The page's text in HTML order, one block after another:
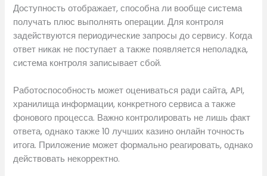
Доступность отображает, способна ли вообще система
получать плюс выполнять операции. Для контроля
задействуются периодические запросы до сервису. Когда
ответ никак не поступает а также появляется неполадка,
система контроля записывает сбой.
Работоспособность может оцениваться ради сайта, API,
хранилища информации, конкретного сервиса а также
фонового процесса. Важно контролировать не лишь факт
ответа, однако также 10 лучших казино онлайн точность
итога. Приложение может формально реагировать, однако
действовать некорректно.